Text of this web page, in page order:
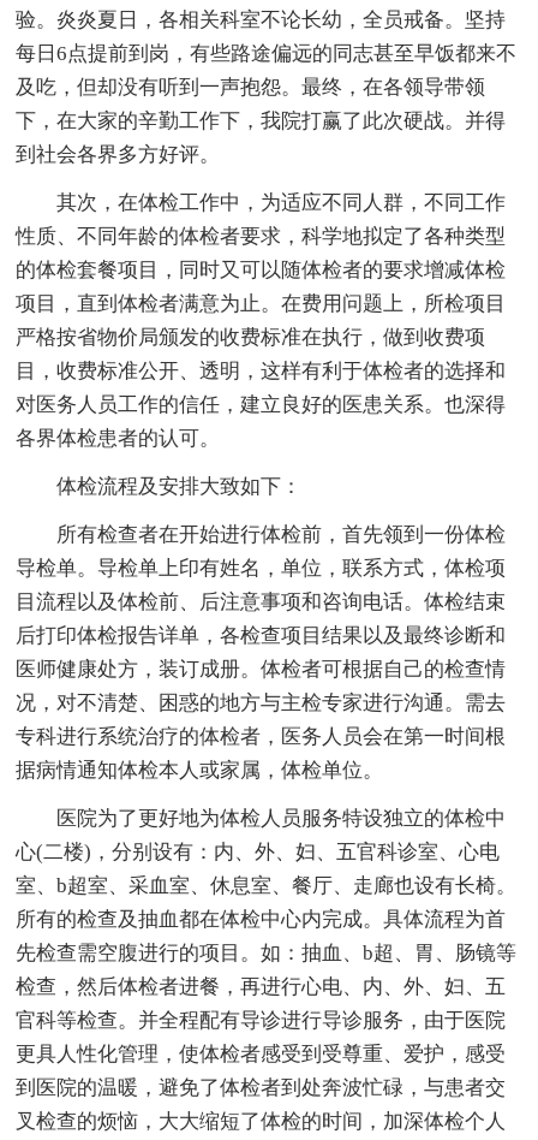
验。炎炎夏日，各相关科室不论长幼，全员戒备。坚持
每日6点提前到岗，有些路途偏远的同志甚至早饭都来不
及吃，但却没有听到一声抱怨。最终，在各领导带领
下，在大家的辛勤工作下，我院打赢了此次硬战。并得
到社会各界多方好评。
其次，在体检工作中，为适应不同人群，不同工作
性质、不同年龄的体检者要求，科学地拟定了各种类型
的体检套餐项目，同时又可以随体检者的要求增减体检
项目，直到体检者满意为止。在费用问题上，所检项目
严格按省物价局颁发的收费标准在执行，做到收费项
目，收费标准公开、透明，这样有利于体检者的选择和
对医务人员工作的信任，建立良好的医患关系。也深得
各界体检患者的认可。
体检流程及安排大致如下：
所有检查者在开始进行体检前，首先领到一份体检
导检单。导检单上印有姓名，单位，联系方式，体检项
目流程以及体检前、后注意事项和咨询电话。体检结束
后打印体检报告详单，各检查项目结果以及最终诊断和
医师健康处方，装订成册。体检者可根据自己的检查情
况，对不清楚、困惑的地方与主检专家进行沟通。需去
专科进行系统治疗的体检者，医务人员会在第一时间根
据病情通知体检本人或家属，体检单位。
医院为了更好地为体检人员服务特设独立的体检中
心(二楼)，分别设有：内、外、妇、五官科诊室、心电
室、b超室、采血室、休息室、餐厅、走廊也设有长椅。
所有的检查及抽血都在体检中心内完成。具体流程为首
先检查需空腹进行的项目。如：抽血、b超、胃、肠镜等
检查，然后体检者进餐，再进行心电、内、外、妇、五
官科等检查。并全程配有导诊进行导诊服务，由于医院
更具人性化管理，使体检者感受到受尊重、爱护，感受
到医院的温暖，避免了体检者到处奔波忙碌，与患者交
叉检查的烦恼，大大缩短了体检的时间，加深体检个人